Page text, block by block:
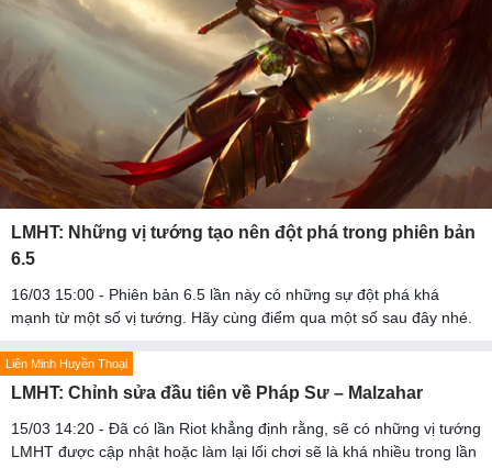
LMHT: Những vị tướng tạo nên đột phá trong phiên bản
6.5
16/03 15:00 - Phiên bản 6.5 lần này có những sự đột phá khá
mạnh từ một số vị tướng. Hãy cùng điểm qua một số sau đây nhé.
Liên Minh Huyền Thoại
LMHT: Chỉnh sửa đầu tiên về Pháp Sư – Malzahar
15/03 14:20 - Đã có lần Riot khẳng định rằng, sẽ có những vị tướng
LMHT được cập nhật hoặc làm lại lối chơi sẽ là khá nhiều trong lần